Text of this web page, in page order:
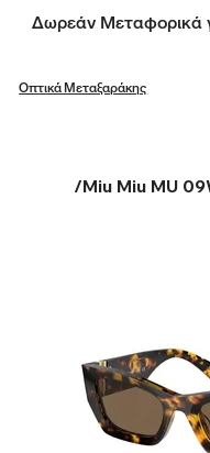
Δωρεάν Μεταφορικά
Οπτικά Μεταξαράκης
/Miu Miu MU